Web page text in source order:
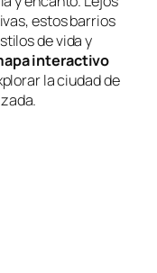
estos barrios
de vida y
interactivo
la ciudad de